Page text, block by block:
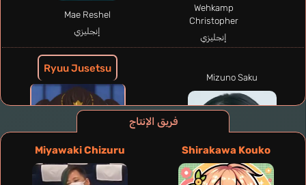
فريق الإنتاج
Shirakawa Kouko
Miyawaki Chizuru
Wehkamp
Christopher
إنجليزي
Mae Reshel
إنجليزي
Ryuu Jusetsu
Mizuno Saku